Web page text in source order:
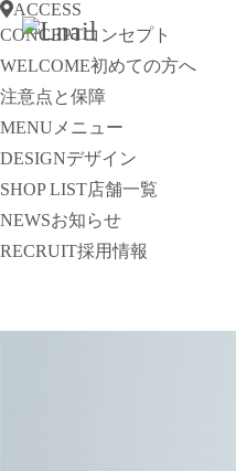
ACCESS
CONCEPTコンセプト
WELCOME初めての方へ
注意点と保障
MENU メニュー
DESIGNデザイン
SHOP LIST店舗一覧
NEWSお知らせ
RECRUIT採用情報